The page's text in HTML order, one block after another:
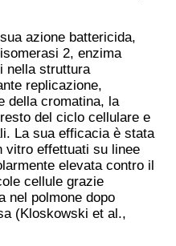
azione battericida,
2, enzima
nella struttura
replicazione,
della cromatina, la
del ciclo cellulare e
La sua efficacia è stata
vitro effettuati su linee
elevata contro il
cellule grazie
nel polmone dopo
(Kloskowski et al.,